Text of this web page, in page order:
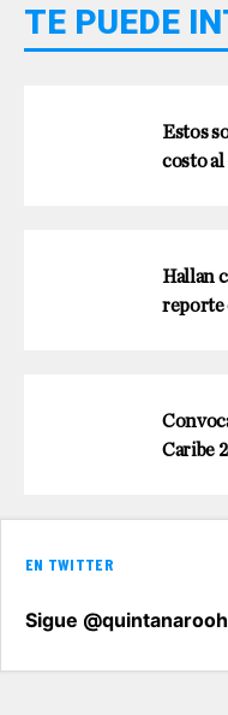
TE PUEDE
Estos
costo al
Hallan
reporte
Caribe
EN TWITTER
Sigue